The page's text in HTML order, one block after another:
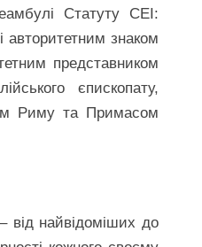
Статуту CEI:
авторитетним знаком
представником
єпископату,
Риму та Примасом
від найвідоміших до